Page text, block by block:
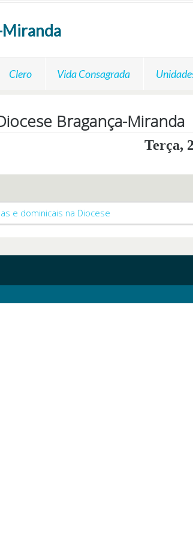
Miranda
Clero Vida Consagrada
Bragança-Miranda
Terça,
e dominicais na Diocese